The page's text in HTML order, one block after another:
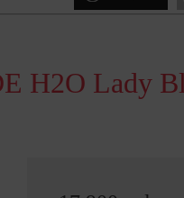
H2O Lady